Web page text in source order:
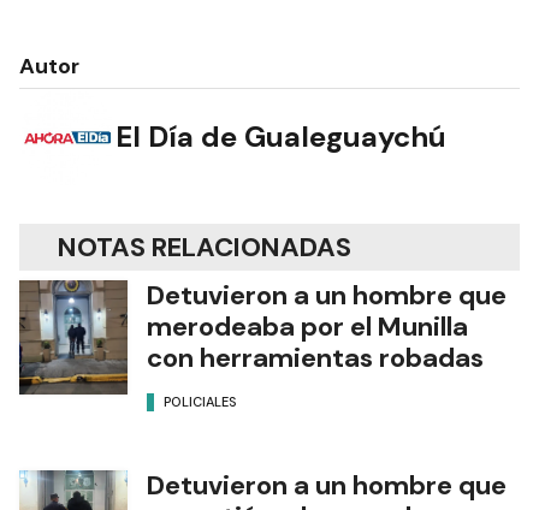
Autor
El Día de Gualeguaychú
NOTAS RELACIONADAS
Detuvieron a un hombre que
merodeaba por el Munilla
con herramientas robadas
POLICIALES
Detuvieron a un hombre que